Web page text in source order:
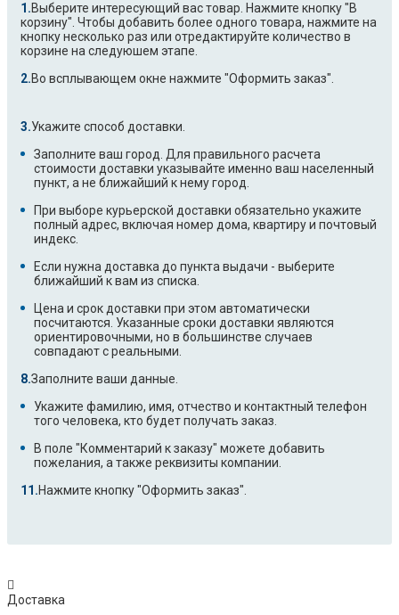
Выберите интересующий вас товар. Нажмите кнопку "В
корзину". Чтобы добавить более одного товара, нажмите на
кнопку несколько раз или отредактируйте количество в
корзине на следуюшем этапе.
Во всплывающем окне нажмите "Оформить заказ".
Укажите способ доставки.
Заполните ваш город. Для правильного расчета
стоимости доставки указывайте именно ваш населенный
пункт, а не ближайший к нему город.
При выборе курьерской доставки обязательно укажите
полный адрес, включая номер дома, квартиру и почтовый
индекс.
Если нужна доставка до пункта выдачи - выберите
ближайший к вам из списка.
Цена и срок доставки при этом автоматически
посчитаются. Указанные сроки доставки являются
ориентировочными, но в большинстве случаев
совпадают с реальными.
Заполните ваши данные.
Укажите фамилию, имя, отчество и контактный телефон
того человека, кто будет получать заказ.
В поле "Комментарий к заказу" можете добавить
пожелания, а также реквизиты компании.
Нажмите кнопку "Оформить заказ".
Доставка